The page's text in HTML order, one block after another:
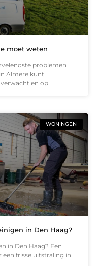
moet weten
problemen
Almere kunt
en op
WONINGEN
in Den Haag?
in Den Haag? Een
frisse uitstraling in